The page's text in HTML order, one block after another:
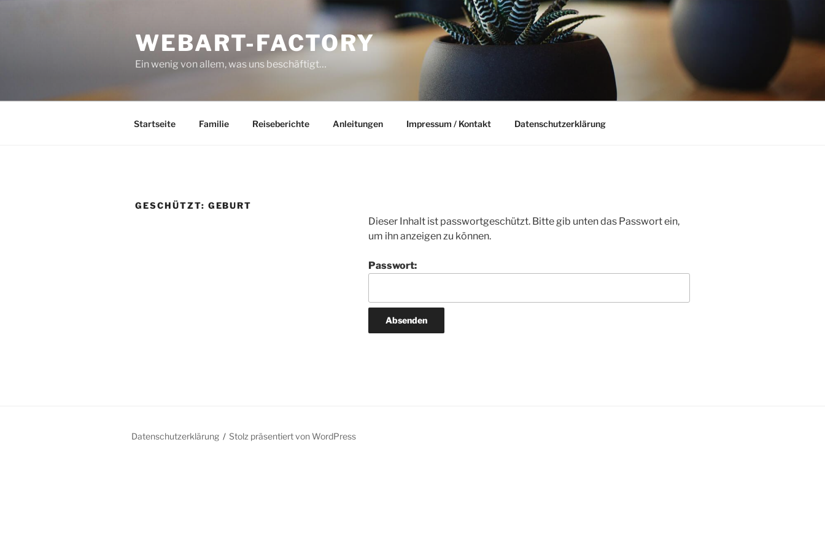
WEBART-FACTORY
Ein wenig von allem, was uns beschäftigt…
Startseite Familie Reiseberichte Anleitungen Impressum / Kontakt Datenschutzerklärung
GESCHÜTZT: GEBURT
Dieser Inhalt ist passwortgeschützt. Bitte gib unten das Passwort ein,
um ihn anzeigen zu können.
Passwort:
Datenschutzerklärung Stolz präsentiert von WordPress